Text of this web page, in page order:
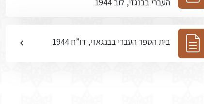
בית הספר העברי בבנגאזי, דו”ח 1944